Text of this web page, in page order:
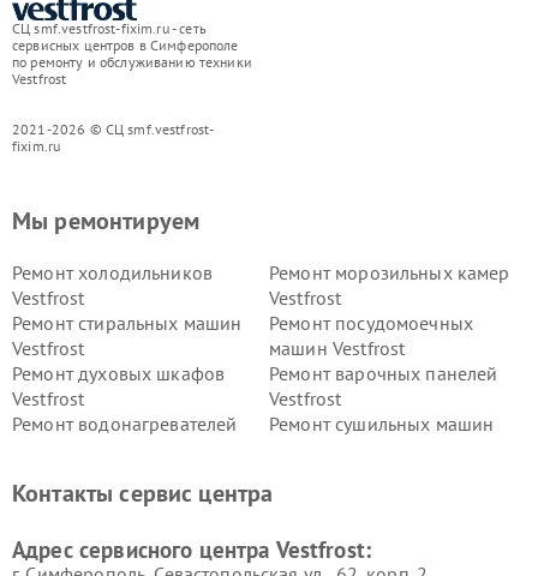
СЦ smf.vestfrost-fixim.ru - сеть
сервисных центров в Симферополе
по ремонту и обслуживанию техники
Vestfrost
2021-2026 © СЦ smf.vestfrost-
fixim.ru
Мы ремонтируем
Ремонт холодильников
Vestfrost
Ремонт морозильных камер
Vestfrost
Ремонт стиральных машин
Vestfrost
Ремонт посудомоечных
машин Vestfrost
Ремонт духовых шкафов
Vestfrost
Ремонт варочных панелей
Vestfrost
Ремонт водонагревателей
Ремонт сушильных машин
Vestfrost
Контакты сервис центра
Адрес сервисного центра Vestfrost: